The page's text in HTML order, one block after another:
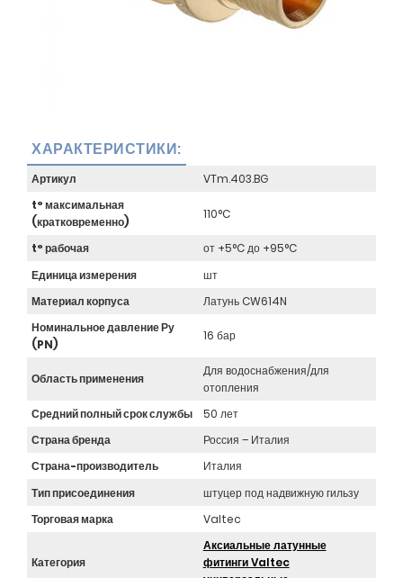
ХАРАКТЕРИСТИКИ:
Артикул
VTm.403.BG
t° максимальная
(кратковременно)
110°C
t° рабочая
от +5°C до +95°C
Единица измерения
шт
Материал корпуса
Латунь CW614N
Номинальное давление Ру
(PN)
16 бар
Область применения
Для водоснабжения/для
отопления
Средний полный срок службы
50 лет
Страна бренда
Россия – Италия
Страна-производитель
Италия
Тип присоединения
штуцер под надвижную гильзу
Торговая марка
Valtec
Категория
Аксиальные латунные
фитинги Valtec